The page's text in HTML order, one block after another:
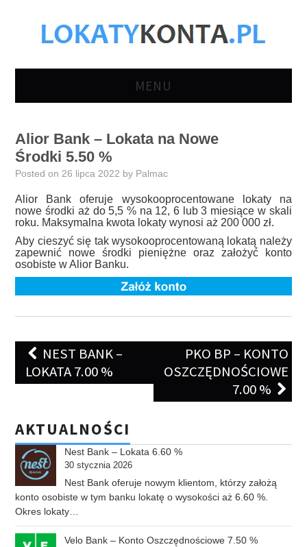
MENU
KONTA
KONTA OSOBISTE
KONTA FIRMOWE
AKTUALNOŚCI
Alior Bank – Lokata na Nowe
Środki 5.50 %
Posted on 26 lipca 2022 by Palmac
Alior Bank oferuje wysokooprocentowane lokaty na
nowe środki aż do 5,5 % na 12, 6 lub 3 miesiące w skali
roku. Maksymalna kwota lokaty wynosi aż 200 000 zł.
Aby cieszyć się tak wysokooprocentowaną lokatą należy
zapewnić nowe środki pieniężne oraz założyć konto
osobiste w Alior Banku.
Post
navigation
NEST BANK –
LOKATA 7.00 %
PKO BP – KONTO
OSZCZĘDNOŚCIOWE
7.00 %
AKTUALNOŚCI
Nest Bank – Lokata 6.60 %
30 stycznia 2026
Nest Bank oferuje nowym klientom, którzy założą
konto osobiste w tym banku lokatę o wysokości aż 6.60 %.
Okres lokaty…
Velo Bank – Konto Oszczędnościowe 7.50 %